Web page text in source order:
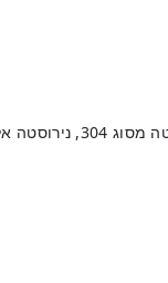
כיור נירוסטה מרובע כולל פתח לברז